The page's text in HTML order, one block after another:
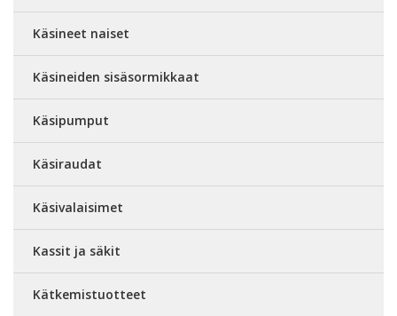
Käsineet naiset
Käsineiden sisäsormikkaat
Käsipumput
Käsiraudat
Käsivalaisimet
Kassit ja säkit
Kätkemistuotteet